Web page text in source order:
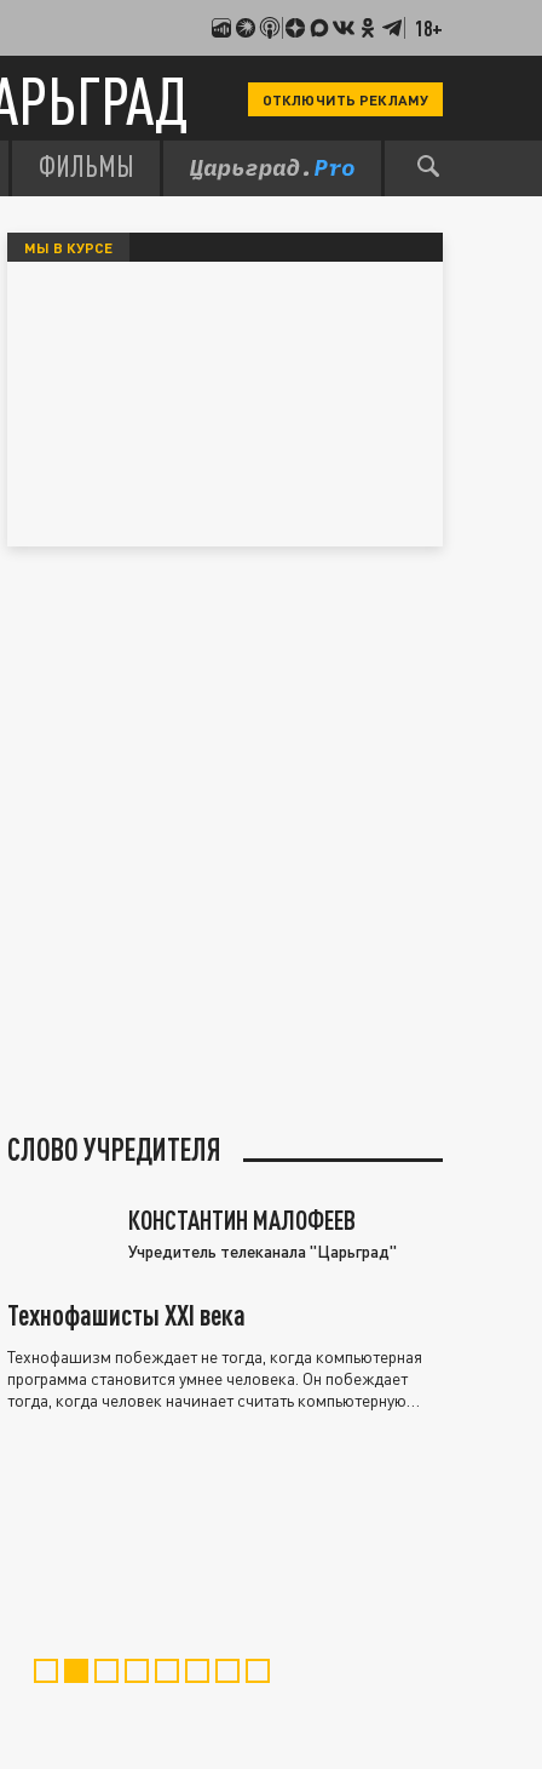
18+
ОТКЛЮЧИТЬ РЕКЛАМУ
ФИЛЬМЫ
МЫ В КУРСЕ
СЛОВО УЧРЕДИТЕЛЯ
КОНСТАНТИН МАЛОФЕЕВ
Учредитель телеканала "Царьград"
Технофашисты XXI века
Технофашизм побеждает не тогда, когда компьютерная
программа становится умнее человека. Он побеждает
тогда, когда человек начинает считать компьютерную